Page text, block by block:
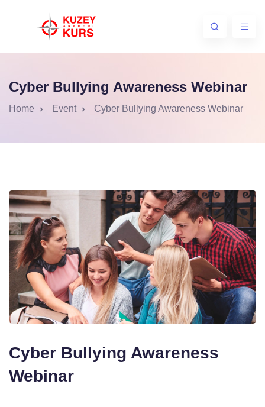
Cyber Bullying Awareness Webinar
Home Event Cyber Bullying Awareness Webinar
Cyber Bullying Awareness
Webinar